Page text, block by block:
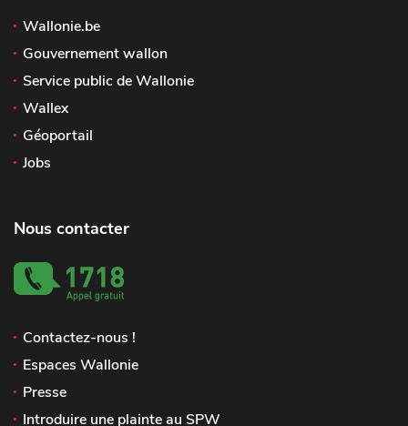
Wallonie.be
Gouvernement wallon
Service public de Wallonie
Wallex
Géoportail
Jobs
Nous contacter
Contactez-nous !
Espaces Wallonie
Presse
Introduire une plainte au SPW